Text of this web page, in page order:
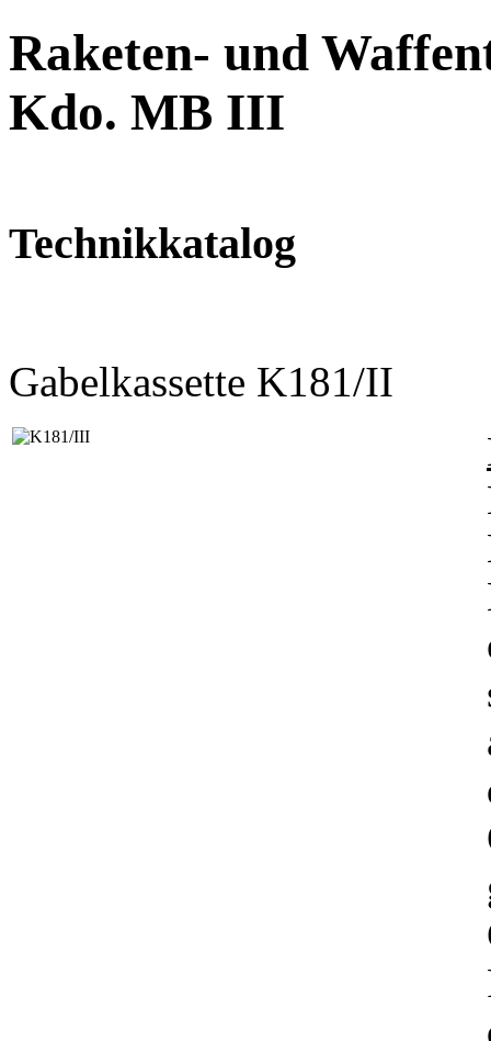
Raketen- und
Kdo. MB III
Technikkatalog
Gabelkassette K181/II